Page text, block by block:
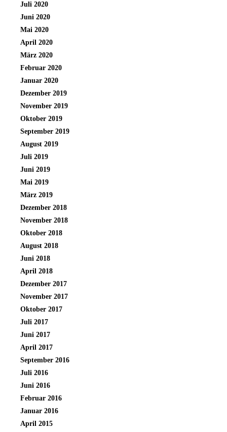
Juli 2020
Juni 2020
Mai 2020
April 2020
März 2020
Februar 2020
Januar 2020
Dezember 2019
November 2019
Oktober 2019
September 2019
August 2019
Juli 2019
Juni 2019
Mai 2019
März 2019
Dezember 2018
November 2018
Oktober 2018
August 2018
Juni 2018
April 2018
Dezember 2017
November 2017
Oktober 2017
Juli 2017
Juni 2017
April 2017
September 2016
Juli 2016
Juni 2016
Februar 2016
Januar 2016
April 2015